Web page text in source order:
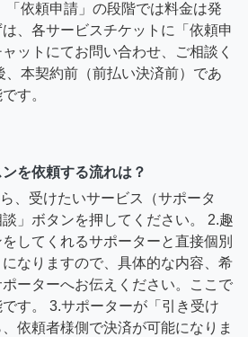
「依頼申請」の段階では料金は発
、各サービスチケットに「依頼申
ットにてお問い合わせ、ご相談く
本契約前（前払い決済前）であ
す。
を依頼する流れは？
、受けたいサービス（サポータ
」ボタンを押してください。 2.趣
してくれるサポーターと直接個別
なりますので、具体的な内容、希
ーターへお伝えください。ここで
す。 3.サポーターが「引き受け
依頼者様側で決済が可能になりま